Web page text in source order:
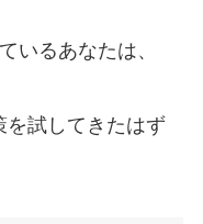
いるあなたは、
を試してきたはず